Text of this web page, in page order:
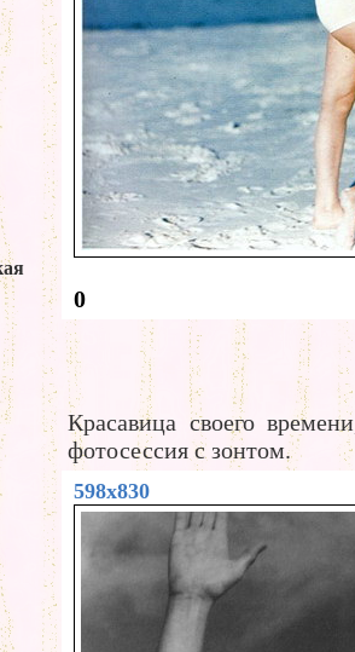
0
Красавица своего
фотосессия с зонтом.
598x830